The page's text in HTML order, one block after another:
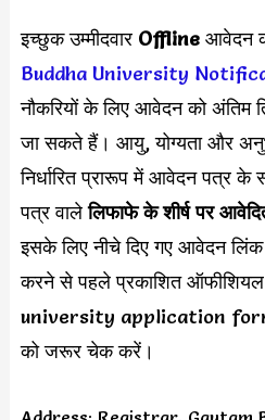
इच्छुक उम्मीदवार Offline आवेदन
Buddha University
नौकरियों के लिए आवेदन को अंतिम
जा सकते हैं। आयु, योग्यता और
निर्धारित प्रारूप में आवेदन पत्र
पत्र वालेलिफाफे के शीर्ष पर
इसके लिए नीचे दिए गए आवेदन
करने से पहले प्रकाशित
university application
को जरूर चेक करें।